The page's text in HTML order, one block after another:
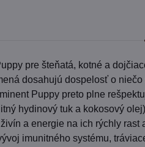
pre šteňatá, kotné a
dosahujú dospelosť o
Puppy preto plne
hydinový tuk a kokosový
a energie na ich rýchly rast
imunitného systému,